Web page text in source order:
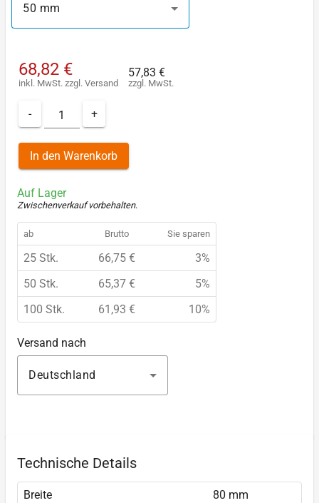
50 mm
68,82 €
inkl. MwSt. zzgl. Versand
57,83 €
zzgl. MwSt.
- +
In den Warenkorb
Auf Lager
Zwischenverkauf vorbehalten.
ab Brutto Sie sparen
25 Stk. 66,75 €
3%
50 Stk.
65,37 €
5%
100 Stk.
61,93 € 10%
Versand nach
Deutschland
Technische Details
Breite
80 mm